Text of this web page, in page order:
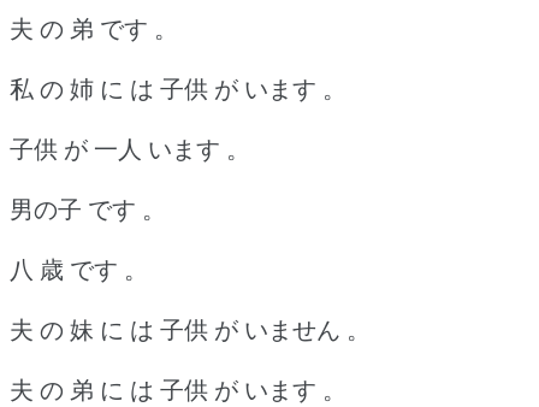
夫 の 弟 です 。
私 の 姉 に は 子供 が います 。
子供 が 一人 います 。
男の子 です 。
八 歳 です 。
夫 の 妹 に は 子供 が いません 。
夫 の 弟 に は 子供 が います 。